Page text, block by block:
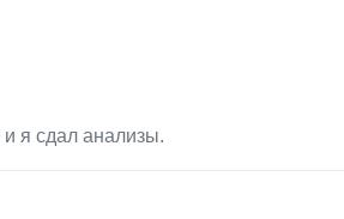
я сдал анализы.